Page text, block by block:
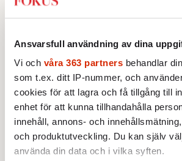
Ansvarsfull användning av dina
Vi och våra 363 partners behandlar
som t.ex. ditt IP-nummer, och
cookies för att lagra och få tillgång till
enhet för att kunna tillhandahålla
innehåll, annons- och
och produktutveckling. Du kan själv
använda din data och i vilka syften.
Tjärna Ängar Foto Henrik